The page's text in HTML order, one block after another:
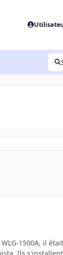
1500A, il